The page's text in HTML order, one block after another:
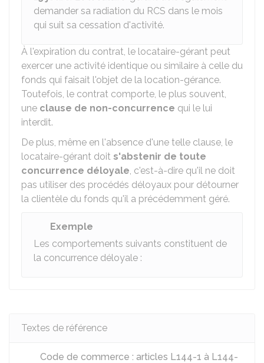
demander sa radiation du RCS dans le mois
qui suit sa cessation d'activité.
À l'expiration du contrat, le locataire-gérant peut
exercer une activité identique ou similaire à celle du
fonds qui faisait l'objet de la location-gérance.
Toutefois, le contrat comporte, le plus souvent,
une clause de non-concurrence qui le lui
interdit.
De plus, même en l'absence d'une telle clause, le
locataire-gérant doit s'abstenir de toute
concurrence déloyale, c'est-à-dire qu'il ne doit
pas utiliser des procédés déloyaux pour détourner
la clientèle du fonds qu'il a précédemment géré.
Exemple
Les comportements suivants constituent de
la concurrence déloyale :
Textes de référence
Code de commerce : articles L144-1 à L144-